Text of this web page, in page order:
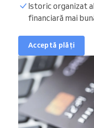
Istoric organizat
financiară mai
Acceptă plăți